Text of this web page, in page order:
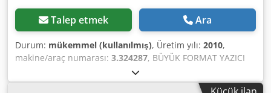
Talep etmek Ara
Durum: mükemmel (kullanılmış), Üretim yılı: 2010,
makine/araç numarası: 3.324287, BÜYÜK FORMAT YAZICI
AGFA JETI 3324 SL BAZLI ÇÖZÜCÜ RTR (rulodan ruloya) 6C
(BRANDA, BRANDA, KUMAŞ AFİŞLER VE ÇEŞİTLİ